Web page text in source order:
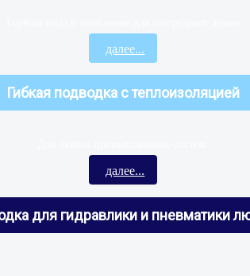
далее...
Гибкая подводка с теплоизоляцией
далее...
для гидравлики и пневматики